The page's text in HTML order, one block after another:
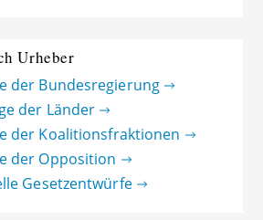
Urheber
der Bundesregierung
der Länder
der Koalitionsfraktionen
der Opposition
Gesetzentwürfe